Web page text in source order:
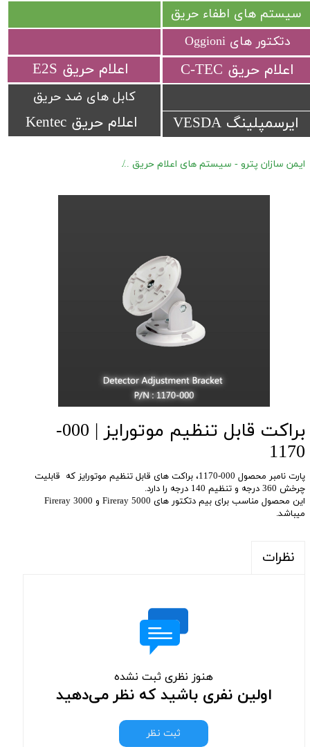
اعلام حریق Kentec
​اعلام حریق C-TEC​​​​​​​ ​اعلام حریق E2S
ایرسمپلینگ VESDA
سیستم های اطفاء حریق
کابل های ضد حریق
دتکتور های Oggioni
ایمن سازان پترو - سیستم های اعلام حریق
براکت قابل تنظیم موتورایز | 000-
1170
پارت نامبر محصول 000-1170، براکت های قابل تنظیم موتورایز که قابلیت
چرخش 360 درجه و تنظیم 140 درجه را دارد.
این محصول مناسب برای بیم دتکتور های Fireray 5000 و Fireray 3000
میباشد.
نظرات
هنوز نظری ثبت نشده
اولین نفری باشید که نظر می‌دهید
ثبت نظر